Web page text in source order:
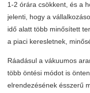
1-2 órára csökkent, és a
jelenti, hogy a
idő alatt több minősített
a piaci keresletnek,
Ráadásul a vákuumos
több öntési módot is
elrendezésének ésszerű